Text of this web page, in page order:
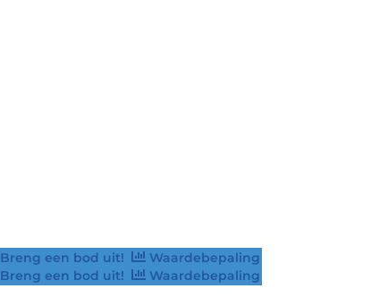
Breng een bod uit!
Waardebepaling
Breng een bod uit!
Waardebepaling